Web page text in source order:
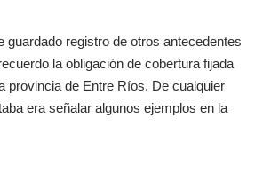
guardado registro de otros antecedentes
la obligación de cobertura fijada
provincia de Entre Ríos. De cualquier
era señalar algunos ejemplos en la